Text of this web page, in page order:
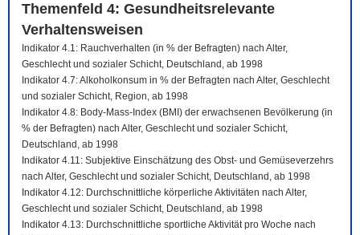
Themenfeld 4: Gesundheitsrelevante
Verhaltensweisen
Indikator 4.1: Rauchverhalten (in % der Befragten) nach Alter,
Geschlecht und sozialer Schicht, Deutschland, ab 1998
Indikator 4.7: Alkoholkonsum in % der Befragten nach Alter, Geschlecht
und sozialer Schicht, Region, ab 1998
Indikator 4.8: Body-Mass-Index (BMI) der erwachsenen Bevölkerung (in
% der Befragten) nach Alter, Geschlecht und sozialer Schicht,
Deutschland, ab 1998
Indikator 4.11: Subjektive Einschätzung des Obst- und Gemüseverzehrs
nach Alter, Geschlecht und sozialer Schicht, Deutschland, ab 1998
Indikator 4.12: Durchschnittliche körperliche Aktivitäten nach Alter,
Geschlecht und sozialer Schicht, Deutschland, ab 1998
Indikator 4.13: Durchschnittliche sportliche Aktivität pro Woche nach